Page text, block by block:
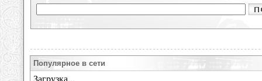
Популярное в сети